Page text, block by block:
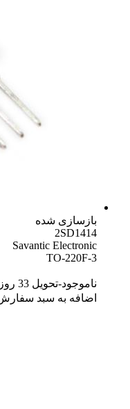
بازسازی شده
2SD1414
Savantic Electronic
TO-220F-3
ناموجود-تحویل 33 روزه
اضافه به سبد